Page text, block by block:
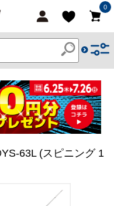
0
63L (スピニング 1